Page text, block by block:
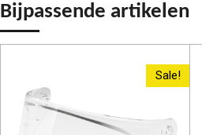
Bijpassende artikelen
Sale!